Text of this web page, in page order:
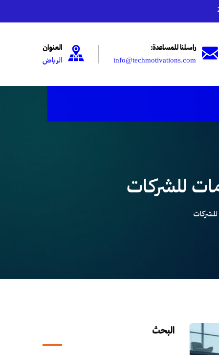
راسلنا للمساعدة:
info@techmotivations.com
العنوان
الرياض
البحث